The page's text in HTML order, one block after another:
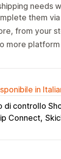
needs
them
from your
more
in
di controllo
Connect